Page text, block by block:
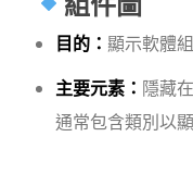
目的： 顯示軟體
主要元素： 隱藏
通常包含類別以